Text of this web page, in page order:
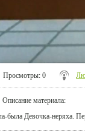
Просмотры: 0
Описание материала:
была Девочка-неряха.